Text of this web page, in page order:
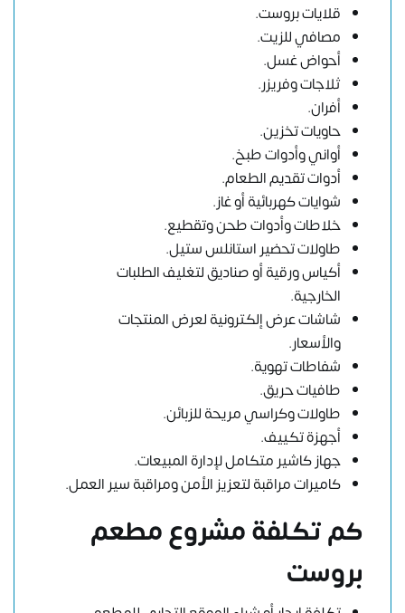
قلايات بروست.
مصافي للزيت.
أحواض غسل.
ثلاجات وفريزر.
أفران.
حاويات تخزين.
أواني وأدوات طبخ.
أدوات تقديم الطعام.
شوايات كهربائية أو غاز.
خلاطات وأدوات طحن وتقطيع.
طاولات تحضير استانلس ستيل.
أكياس ورقية أو صناديق لتغليف الطلبات
الخارجية.
شاشات عرض إلكترونية لعرض المنتجات
والأسعار.
شفاطات تهوية.
طافيات حريق.
طاولات وكراسي مريحة للزبائن.
أجهزة تكييف.
جهاز كاشير متكامل لإدارة المبيعات.
كاميرات مراقبة لتعزيز الأمن ومراقبة سير العمل.
كم تكلفة مشروع مطعم
بروست